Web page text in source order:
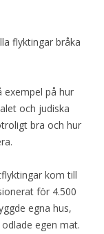
flyktingar bråka
exempel på hur
och judiska
bra och hur
kom till
för 4.500
egna hus,
egen mat.